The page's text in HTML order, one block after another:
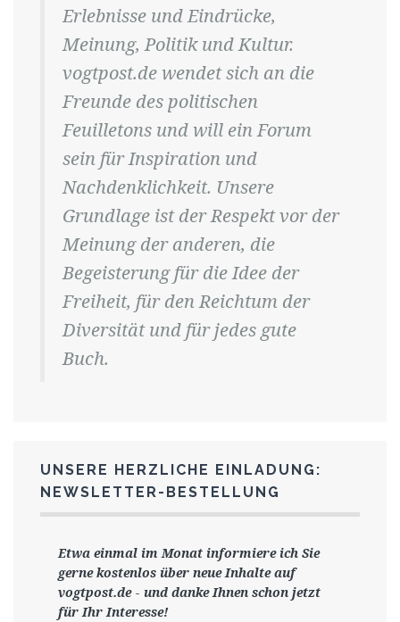
Erlebnisse und Eindrücke,
Meinung, Politik und Kultur.
vogtpost.de wendet sich an die
Freunde des politischen
Feuilletons und will ein Forum
sein für Inspiration und
Nachdenklichkeit. Unsere
Grundlage ist der Respekt vor der
Meinung der anderen, die
Begeisterung für die Idee der
Freiheit, für den Reichtum der
Diversität und für jedes gute
Buch.
UNSERE HERZLICHE EINLADUNG:
NEWSLETTER-BESTELLUNG
Etwa einmal im Monat informiere ich Sie
gernekostenlos über neue Inhalte auf
vogtpost.de- und danke Ihnen schon jetzt
für Ihr Interesse!